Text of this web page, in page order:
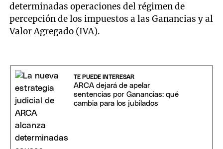
determinadas operaciones del régimen de
percepción de los impuestos a las Ganancias y al
Valor Agregado (IVA).
TE PUEDE INTERESAR
ARCA dejará de apelar
sentencias por Ganancias: qué
cambia para los jubilados